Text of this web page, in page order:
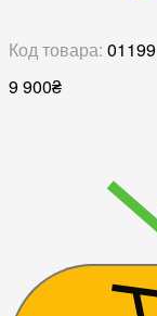
Код товара: 01199
9 900₴